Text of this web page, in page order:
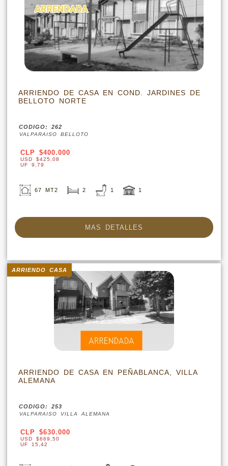
ARRIENDO DE CASA EN COND. JARDINES DE
BELLOTO NORTE
CODIGO: 262
VALPARAISO BELLOTO
CLP $400.000
USD $425,08
UF 9,79
67 MT2 2 1 1
MAS DETALLES
ARRIENDO DE CASA EN PEÑABLANCA, VILLA
ALEMANA
CODIGO: 253
VALPARAISO VILLA ALEMANA
ARRIENDO CASA
CLP $630.000
USD $669,50
UF 15,42